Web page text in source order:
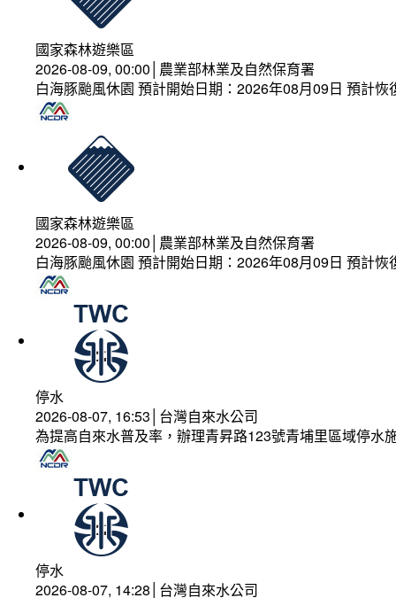
國家森林遊樂區
2026-08-09, 00:00│農業部林業及自然保育署
白海豚颱風休園 預計開始日期：2026年08月09日 預計
國家森林遊樂區
2026-08-09, 00:00│農業部林業及自然保育署
白海豚颱風休園 預計開始日期：2026年08月09日 預計
停水
2026-08-07, 16:53│台灣自來水公司
為提高自來水普及率，辦理青昇路123號青埔里區域停水
停水
2026-08-07, 14:28│台灣自來水公司